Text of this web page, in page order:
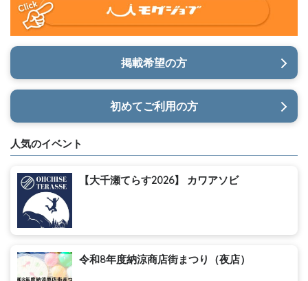
掲載希望の方
初めてご利用の方
人気のイベント
【大千瀬てらす2026】 カワアソビ
令和8年度納涼商店街まつり（夜店）